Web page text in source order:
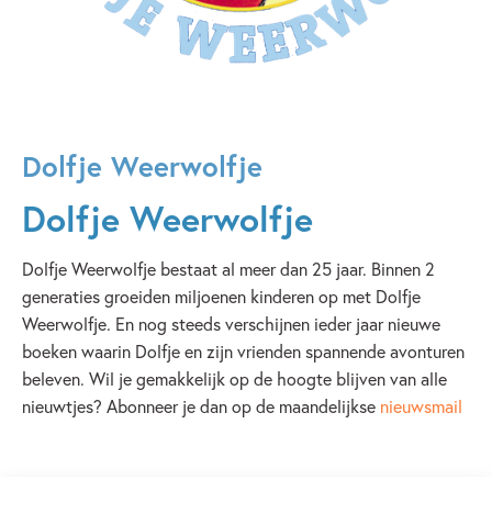
Dolfje Weerwolfje
Dolfje Weerwolfje
Dolfje Weerwolfje bestaat al meer dan 25 jaar. Binnen 2
generaties groeiden miljoenen kinderen op met Dolfje
Weerwolfje. En nog steeds verschijnen ieder jaar nieuwe
boeken waarin Dolfje en zijn vrienden spannende avonturen
beleven. Wil je gemakkelijk op de hoogte blijven van alle
nieuwtjes? Abonneer je dan op de maandelijkse nieuwsmail